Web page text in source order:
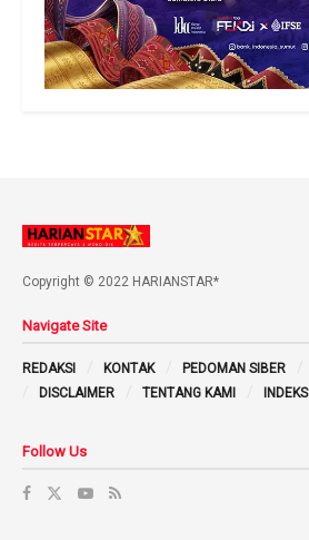
Copyright © 2022 HARIANSTAR*
Navigate Site
REDAKSI KONTAK PEDOMAN SIBER
DISCLAIMER
TENTANG KAMI INDEKS
Follow Us